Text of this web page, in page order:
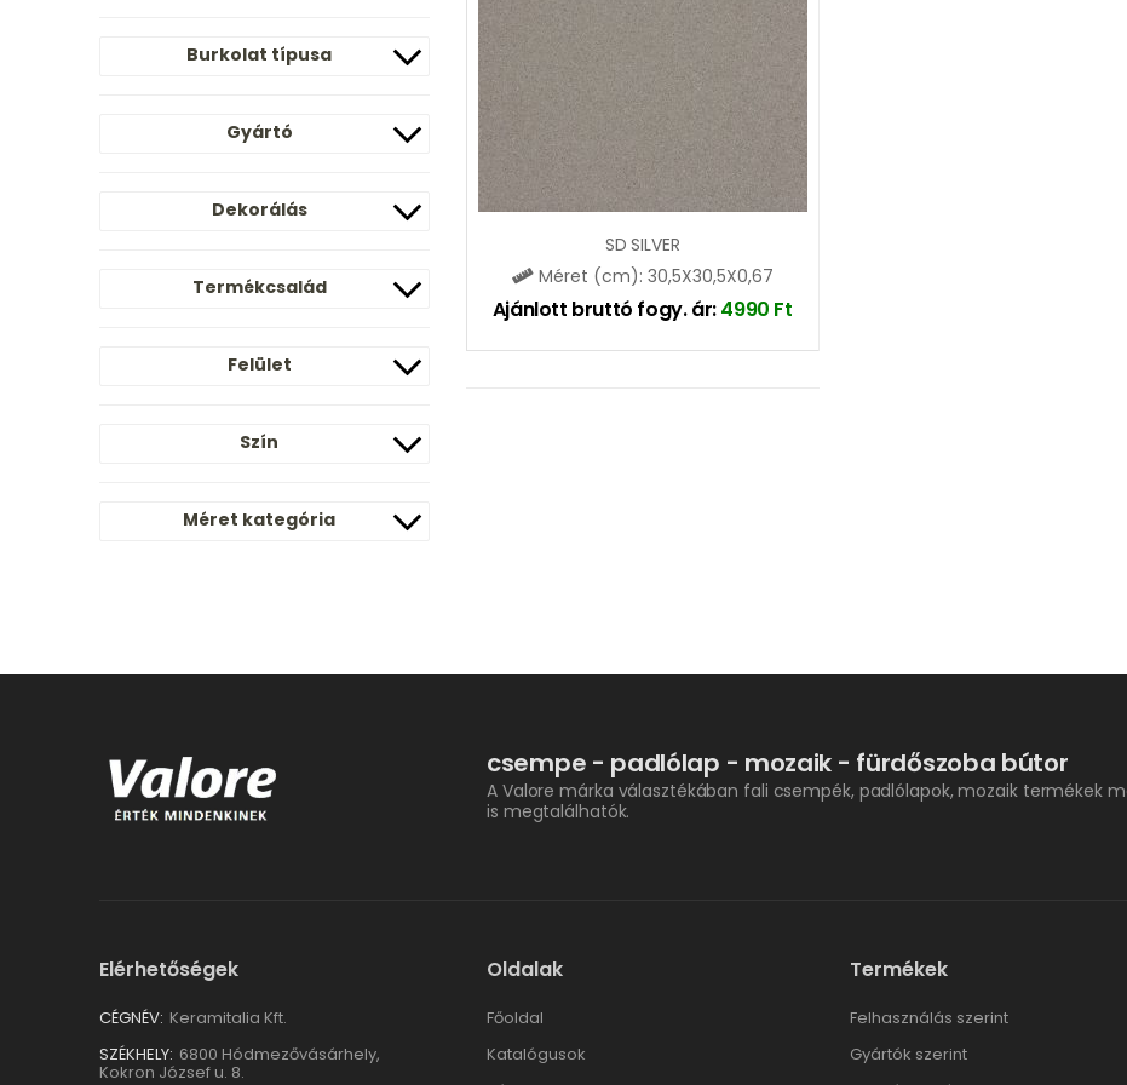
Burkolat típusa
Gyártó
Dekorálás
Termékcsalád
Felület
Szín
Méret kategória
SD SILVER
Méret (cm): 30,5X30,5X0,67
Ajánlott bruttó fogy. ár:4990 Ft
csempe - padlólap - mozaik - fürdőszoba bútor
A Valore márka választékában fali csempék, padlólapok, mozaik termékek
is megtalálhatók.
Elérhetőségek
CÉGNÉV: Keramitalia Kft.
SZÉKHELY: 6800 Hódmezővásárhely,
Kokron József u. 8.
Oldalak
Főoldal
Katalógusok
Termékek
Felhasználás szerint
Gyártók szerint